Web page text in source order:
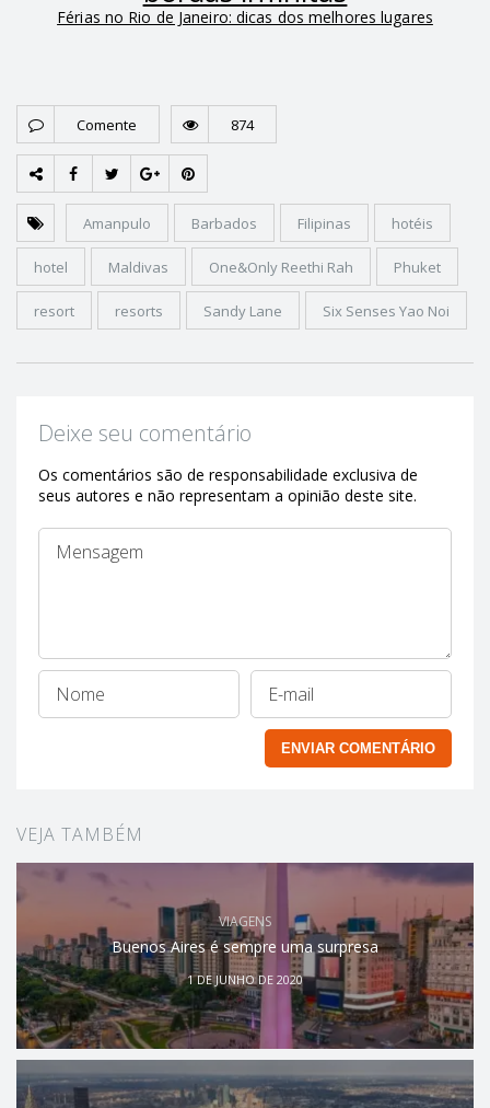
Férias no Rio de Janeiro: dicas dos melhores lugares
Comente 874
Amanpulo Barbados Filipinas hotéis
hotel Maldivas One&Only Reethi Rah Phuket
resort resorts Sandy Lane Six Senses Yao Noi
Deixe seu comentário
Os comentários são de responsabilidade exclusiva de
seus autores e não representam a opinião deste site.
VEJA TAMBÉM
VIAGENS
Buenos Aires é sempre uma surpresa
1 DE JUNHO DE 2020